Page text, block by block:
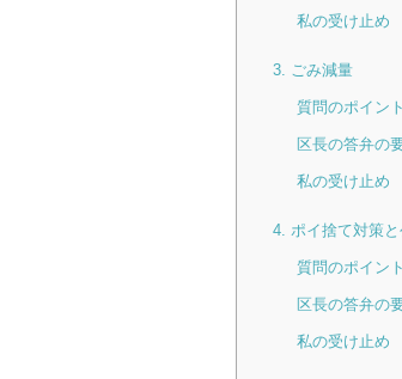
私の受け止め
3. ごみ減量
質問のポイント
区長の答弁の
私の受け止め
4. ポイ捨て対策
質問のポイント
区長の答弁の
私の受け止め